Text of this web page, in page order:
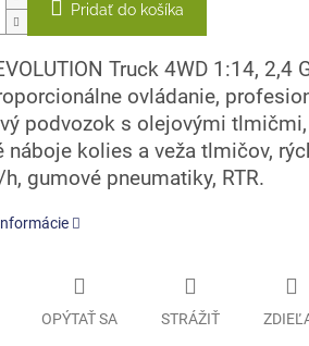
Pridať do košíka
Truck 4WD 1:14, 2,4
ovládanie,
podvozok s olejovými tlmičmi,
náboje kolies a veža tlmičov,
gumové pneumatiky, RTR.
OPÝTAŤ SA STRÁŽIŤ